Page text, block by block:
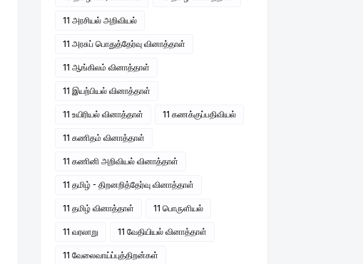
11 அரசியல் அறிவியல்
11 அரசுப் பொதுத்தேர்வு வினாத்தாள்
11 ஆங்கிலம் வினாத்தாள்
11 இயற்பியல் வினாத்தாள்
11 உயிரியல் வினாத்தாள் 11 கணக்குப்பதிவியல்
11 கணிதம் வினாத்தாள்
11 கணினி அறிவியல் வினாத்தாள்
11 தமிழ் - திறனறித்தேர்வு வினாத்தாள்
11 தமிழ் வினாத்தாள் 11 பொருளியல்
11 வரலாறு 11 வேதியியல் வினாத்தாள்
11 வேலைவாய்ப்புத்திறன்கள்